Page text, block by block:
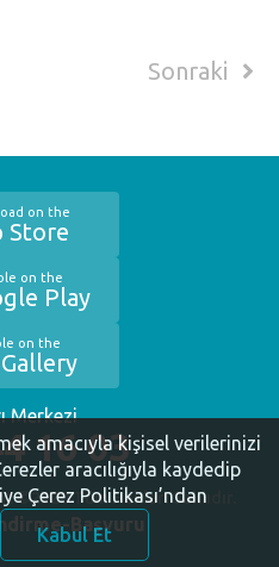
Sonraki
Merkezi
16 03
©2020 Tüm Hakları Saklıdır.
Başvuru
on the
Store
on the
Play
on the
amacıyla kişisel verilerinizi
aracılığıyla kaydedip
Çerez Politikası’ndan
Kabul Et